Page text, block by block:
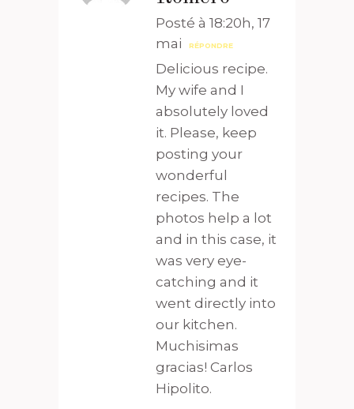
Posté à 18:20h, 17
mai
RÉPONDRE
Delicious recipe.
My wife and I
absolutely loved
it. Please, keep
posting your
wonderful
recipes. The
photos help a lot
and in this case, it
was very eye-
catching and it
went directly into
our kitchen.
Muchisimas
gracias! Carlos
Hipolito.